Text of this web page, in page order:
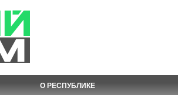
О РЕСПУБЛИКЕ